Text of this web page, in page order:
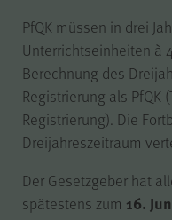
PfQK müssen in drei
Unterrichtseinheiten à
Berechnung des
Registrierung als PfQK
Registrierung). Die
Dreijahreszeitraum
Der Gesetzgeber hat
spätestens zum 16.